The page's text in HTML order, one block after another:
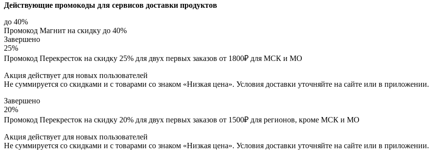
Действующие промокоды для сервисов доставки продуктов
до 40%
Промокод Магнит на скидку до 40%
Завершено
25%
Промокод Перекресток на скидку 25% для двух первых заказов от 1800₽ для МСК и МО
Акция действует для новых пользователей
Не суммируется со скидками и с товарами со знаком «Низкая цена». Условия доставки уточняйте на сайте или в приложении.
Завершено
20%
Промокод Перекресток на скидку 20% для двух первых заказов от 1500₽ для регионов, кроме МСК и МО
Акция действует для новых пользователей
Не суммируется со скидками и с товарами со знаком «Низкая цена». Условия доставки уточняйте на сайте или в приложении.